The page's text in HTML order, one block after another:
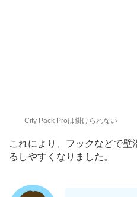
City Pack Proは掛けられない
これにより、フックなどで壁
るしやすくなりました。